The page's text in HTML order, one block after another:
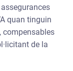
quan tinguin
compensables
de la